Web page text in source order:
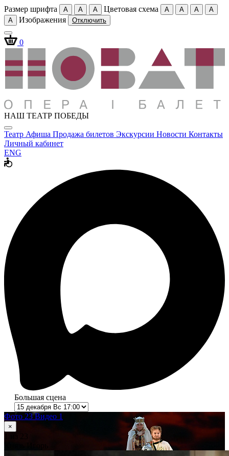
Размер шрифта A A A Цветовая схема A A A
A
A
Изображения Отключить
0
НАШ ТЕАТР ПОБЕДЫ
Театр Афиша Продажа билетов Экскурсии Новости Контакты
Личный кабинет
ENG
Большая сцена
Фото 23Видео 1
×